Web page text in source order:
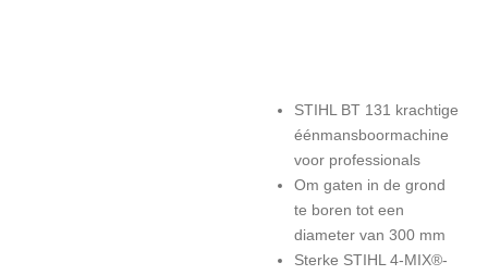
STIHL BT 131 krachtige
éénmansboormachine
voor professionals
Om gaten in de grond
te boren tot een
diameter van 300 mm
Sterke STIHL 4-MIX®-